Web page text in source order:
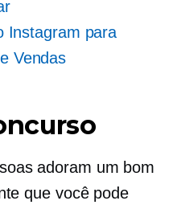
Instagram para
Vendas
adoram um bom
que você pode